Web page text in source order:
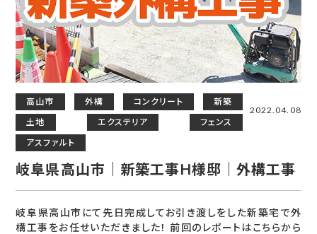
高山市 外構 コンクリート
新築
土地
エクステリア
フェンス
アスファルト
2022.04.08
岐阜県高山市｜新築工事H様邸｜外構工事
岐阜県高山市にて先日完成してお引き渡しをした新築宅で外
構工事をお任せいただきました！ 前回のレポートはこちらから